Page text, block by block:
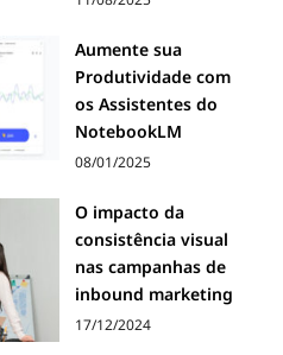
Aumente sua
Produtividade com
os Assistentes do
NotebookLM
08/01/2025
O impacto da
consistência visual
nas campanhas de
inbound marketing
17/12/2024